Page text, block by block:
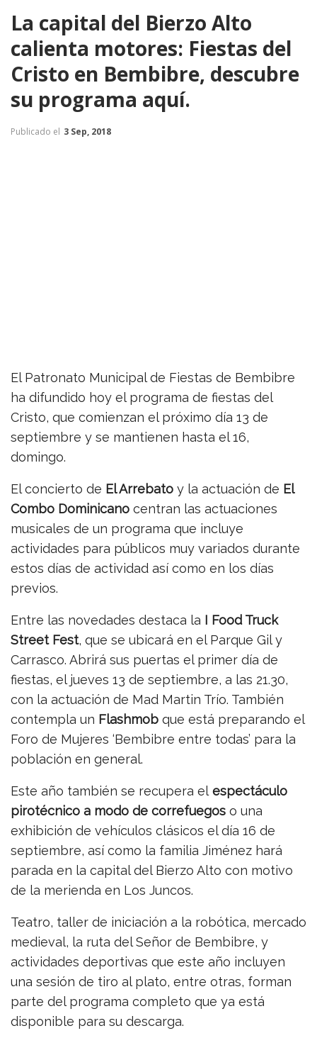
La capital del Bierzo Alto
calienta motores: Fiestas del
Cristo en Bembibre, descubre
su programa aquí.
Publicado el 3 Sep, 2018
El Patronato Municipal de Fiestas de Bembibre
ha difundido hoy el programa de fiestas del
Cristo, que comienzan el próximo día 13 de
septiembre y se mantienen hasta el 16,
domingo.
El concierto de El Arrebato y la actuación de El
Combo Dominicano centran las actuaciones
musicales de un programa que incluye
actividades para públicos muy variados durante
estos días de actividad así como en los días
previos.
Entre las novedades destaca la I Food Truck
Street Fest, que se ubicará en el Parque Gil y
Carrasco. Abrirá sus puertas el primer día de
fiestas, el jueves 13 de septiembre, a las 21.30,
con la actuación de Mad Martin Trío. También
contempla un Flashmob que está preparando el
Foro de Mujeres ‘Bembibre entre todas’ para la
población en general.
Este año también se recupera el espectáculo
pirotécnico a modo de correfuegos o una
exhibición de vehículos clásicos el día 16 de
septiembre, así como la familia Jiménez hará
parada en la capital del Bierzo Alto con motivo
de la merienda en Los Juncos.
Teatro, taller de iniciación a la robótica, mercado
medieval, la ruta del Señor de Bembibre, y
actividades deportivas que este año incluyen
una sesión de tiro al plato, entre otras, forman
parte del programa completo que ya está
disponible para su descarga.